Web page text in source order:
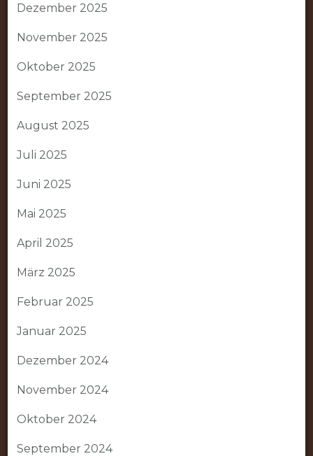
Dezember 2025
November 2025
Oktober 2025
September 2025
August 2025
Juli 2025
Juni 2025
Mai 2025
April 2025
März 2025
Februar 2025
Januar 2025
Dezember 2024
November 2024
Oktober 2024
September 2024